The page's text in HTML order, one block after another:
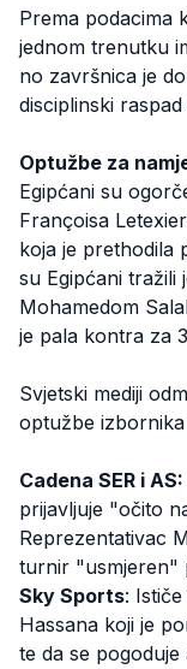
Prema podacima
jednom trenutku
no završnica je
disciplinski
Optužbe za
Egipćani su
Françoisa
koja je prethodila
su Egipćani tražili
Mohamedom
je pala kontra za
Svjetski mediji
optužbe izbornika
Cadena SER i AS:
prijavljuje "očito
Reprezentativac
turnir "usmjeren"
Sky Sports:
Hassana koji je
te da se